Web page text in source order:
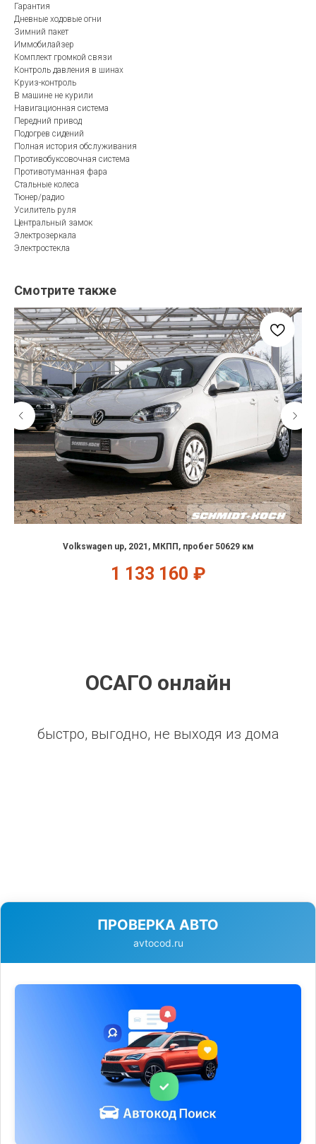
Гарантия
Дневные ходовые огни
Зимний пакет
Иммобилайзер
Комплект громкой связи
Контроль давления в шинах
Круиз-контроль
В машине не курили
Навигационная система
Передний привод
Подогрев сидений
Полная история обслуживания
Противобуксовочная система
Противотуманная фара
Стальные колеса
Тюнер/радио
Усилитель руля
Центральный замок
Электрозеркала
Электростекла
Смотрите также
Volkswagen up, 2021, МКПП, пробег 50629 км
1 133 160 ₽
ОСАГО онлайн
быстро, выгодно, не выходя из дома
ПРОВЕРКА АВТО
avtocod.ru